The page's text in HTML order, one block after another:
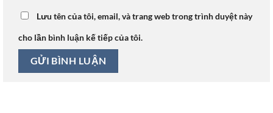
Lưu tên của tôi, email, và trang web trong trình duyệt này
cho lần bình luận kế tiếp của tôi.